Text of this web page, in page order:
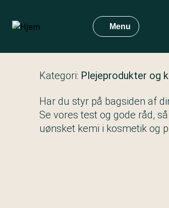
hovedindhold
Menu
Kategori: Plejeprodukter og
Har du styr på bagsiden af
Se vores test og gode råd,
uønsket kemi i kosmetik og